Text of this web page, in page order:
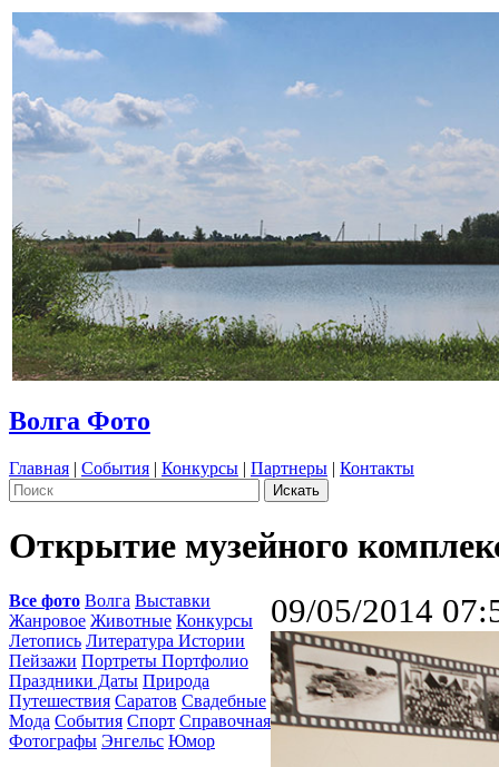
Волга Фото
Главная | События | Конкурсы | Партнеры | Контакты
Открытие музейного
Все фото Волга Выставки
Жанровое Животные Конкурсы
Летопись Литература Истории
Пейзажи Портреты Портфолио
Праздники Даты Природа
Путешествия Саратов Свадебные
Мода События Спорт Справочная
Фотографы Энгельс Юмор
09/05/2014